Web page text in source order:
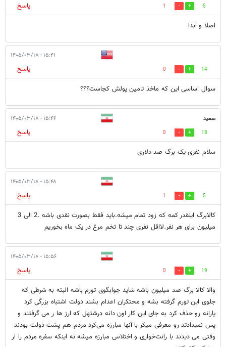
5
1
پاسخ
اصلا و ابدا
۱۵:۴۱ - ۱۴۰۵/۰۳/۱۸
14
0
پاسخ
سوال اساسی این که ماخذ تامین پولش کجاست؟؟؟
سعید ۱۵:۴۶ - ۱۴۰۵/۰۳/۱۸
18
0
پاسخ
سلام نفری یک برگ صد دلاری
۱۵:۴۸ - ۱۴۰۵/۰۳/۱۸
5
1
پاسخ
کالابرگ اینقدر کمه که زود تمام میشه.باید فقط بصورت نقدی باشه .2 الی 3
میلیون برای هر نفر.لااقل نفری چند تا تخم مرغ در یک ماه بخوریم
۱۵:۵۶ - ۱۴۰۵/۰۳/۱۸
19
0
پاسخ
والا کالا برگ صد میلیون باشه شاید جوابگوی تورم باشه البته به شرطی که
جلوی این تورم گرفته بشه و محتکران اعدام بشند دولت اشتباه بزرگی کرد
یارانه رو حذف کرد به جای این کار اون دانه درشتهل که ارز ها ر می گرفتند و
پس نمیدادتد رو معرفی میکر با آنها مبارزه می‌کرد مردم هم پشت دولت بودند
وقتی می دیدند با رانت‌خواری و اختلاس مبارزه میشه نه اینکه سفره مردم را ار